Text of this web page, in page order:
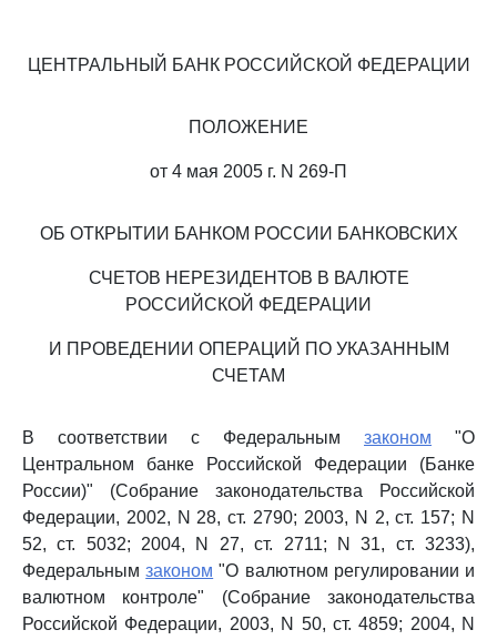
ЦЕНТРАЛЬНЫЙ БАНК РОССИЙСКОЙ ФЕДЕРАЦИИ
ПОЛОЖЕНИЕ
от 4 мая 2005 г. N 269-П
ОБ ОТКРЫТИИ БАНКОМ РОССИИ БАНКОВСКИХ
СЧЕТОВ НЕРЕЗИДЕНТОВ В ВАЛЮТЕ
РОССИЙСКОЙ ФЕДЕРАЦИИ
И ПРОВЕДЕНИИ ОПЕРАЦИЙ ПО УКАЗАННЫМ
СЧЕТАМ
В соответствии с Федеральным законом "О
Центральном банке Российской Федерации (Банке
России)" (Собрание законодательства Российской
Федерации, 2002, N 28, ст. 2790; 2003, N 2, ст. 157; N
52, ст. 5032; 2004, N 27, ст. 2711; N 31, ст. 3233),
Федеральнымзаконом "О валютном регулировании и
валютном контроле" (Собрание законодательства
Российской Федерации, 2003, N 50, ст. 4859; 2004, N